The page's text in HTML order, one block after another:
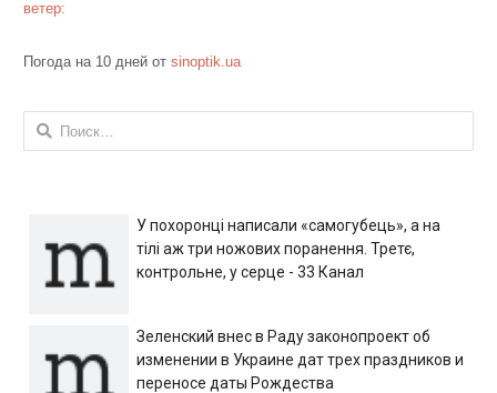
ветер:
Погода на 10 дней от sinoptik.ua
Найти:
У похоронці написали «самогубець», а на
тілі аж три ножових поранення. Третє,
контрольне, у серце - 33 Канал
Зеленский внес в Раду законопроект об
изменении в Украине дат трех праздников и
переносе даты Рождества